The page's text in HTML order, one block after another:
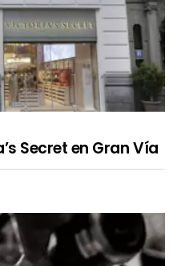
Secret en Gran Vía